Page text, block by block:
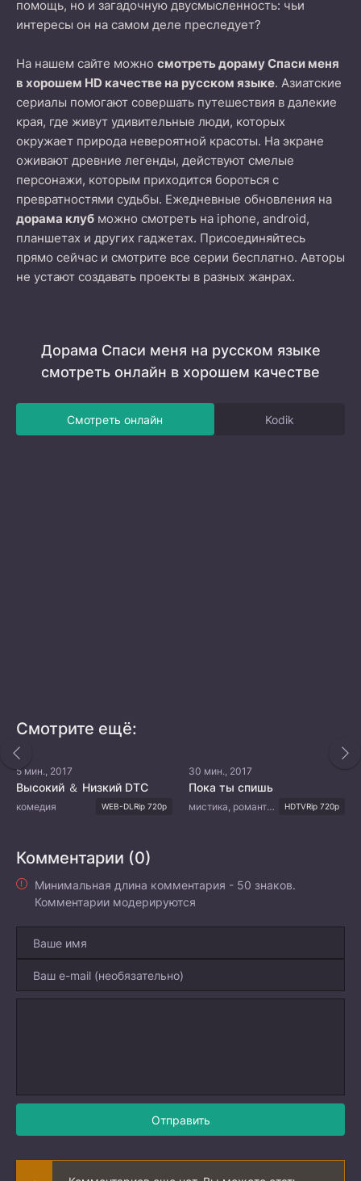
помощь, но и загадочную двусмысленность: чьи
интересы он на самом деле преследует?
На нашем сайте можно смотреть дораму Спаси меня
в хорошем HD качестве на русском языке. Азиатские
сериалы помогают совершать путешествия в далекие
края, где живут удивительные люди, которых
окружает природа невероятной красоты. На экране
оживают древние легенды, действуют смелые
персонажи, которым приходится бороться с
превратностями судьбы. Ежедневные обновления на
дорама клуб можно смотреть на iphone, android,
планшетах и других гаджетах. Присоединяйтесь
прямо сейчас и смотрите все серии бесплатно. Авторы
не устают создавать проекты в разных жанрах.
Дорама Спаси меня на русском языке
смотреть онлайн в хорошем качестве
Смотреть онлайн Kodik
Смотрите ещё:
5 мин., 2017
Высокий ＆ Низкий DTC
комедия WEB-DLRip 720p
30 мин., 2017
Пока ты спишь
мистика, романтика, драма, сверхъестественное HDTVRip 720p
Комментарии (0)
Минимальная длина комментария - 50 знаков.
Комментарии модерируются
Отправить